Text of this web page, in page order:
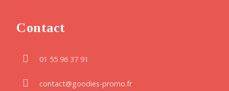
Contact
01 55 96 37 91
contact@goodies-promo.fr